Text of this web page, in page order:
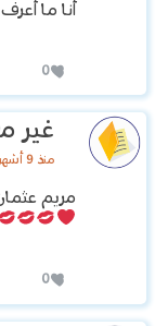
أنا ما
0
غير
منذ 9 أشهر الساعة 09:16
مريم
0